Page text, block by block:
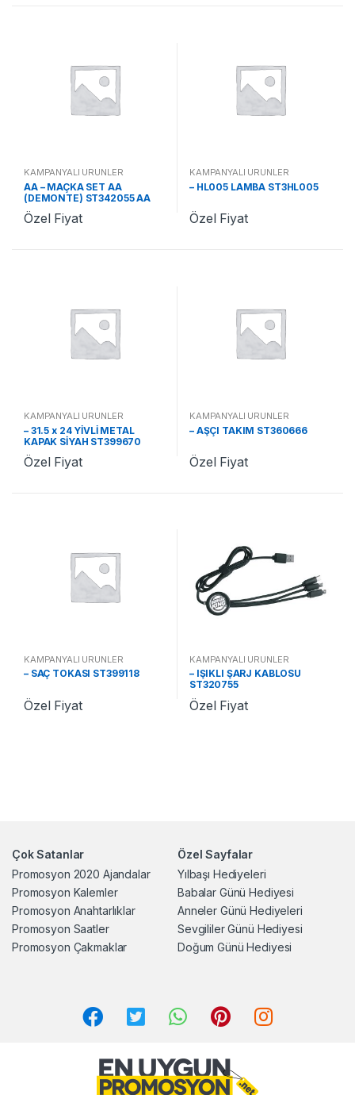
KAMPANYALI ÜRÜNLER
AA – MAÇKA SET AA
(DEMONTE) ST342055 AA
Özel Fiyat
KAMPANYALI ÜRÜNLER
– HL005 LAMBA ST3HL005
Özel Fiyat
KAMPANYALI ÜRÜNLER
– 31.5 x 24 YİVLİ METAL
KAPAK SİYAH ST399670
Özel Fiyat
KAMPANYALI ÜRÜNLER
– AŞÇI TAKIM ST360666
Özel Fiyat
KAMPANYALI ÜRÜNLER
– SAÇ TOKASI ST399118
Özel Fiyat
KAMPANYALI ÜRÜNLER
– IŞIKLI ŞARJ KABLOSU
ST320755
Özel Fiyat
Çok Satanlar
Promosyon 2020 Ajandalar
Promosyon Kalemler
Promosyon Anahtarlıklar
Promosyon Saatler
Promosyon Çakmaklar
Özel Sayfalar
Yılbaşı Hediyeleri
Babalar Günü Hediyesi
Anneler Günü Hediyeleri
Sevgililer Günü Hediyesi
Doğum Günü Hediyesi